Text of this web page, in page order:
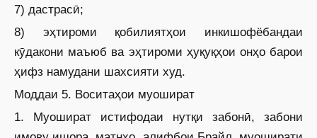
7) дастрасӣ;
8) эҳтироми қобилиятҳои инкишофёбандаи
кӯдакони маъюб ва эҳтироми ҳуқуқҳои онҳо барои
ҳифз намудани шахсияти худ.
Моддаи 5. Воситаҳои муошират
1. Муошират истифодаи нутқи забонӣ, забони